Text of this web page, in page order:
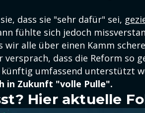
dass sie "sehr dafür" sei,
fühlte sich jedoch
wir alle über einen Kamm
versprach, dass die Reform so
umfassend unterstützt
in Zukunft "volle Pulle".
Hier aktuelle